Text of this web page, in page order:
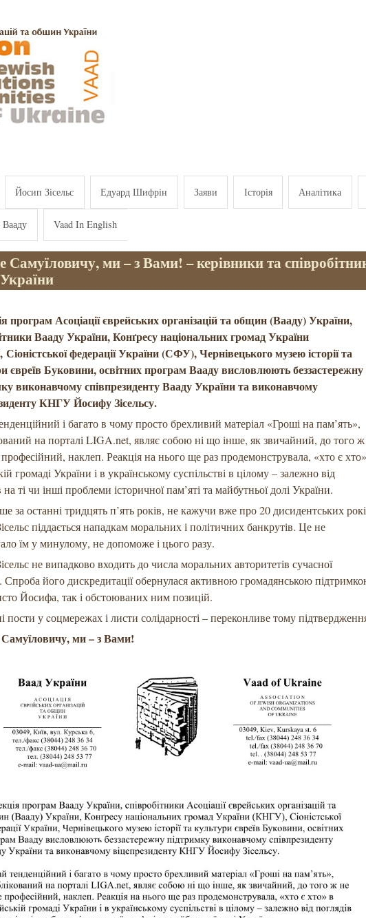
Йосип Зісельс Едуард Шифрін Заяви Історія Аналітика
Vaad In English
Самуїловичу, ми – з Вами! – керівники та
програм Асоціації єврейських організацій та общин (Вааду) України,
Вааду України, Конґресу національних громад України
федерації України (СФУ), Чернівецького музею історії та
євреїв Буковини, освітних програм Вааду висловлюють беззастережну
виконавчому співпрезиденту Вааду України та виконавчому
КНГУ Йосифу Зісельсу.
і багато в чому просто брехливий матеріал «Гроші на пам’ять»,
на порталі LIGA.net, являє собою ні що інше, як звичайний, до того ж
наклеп. Реакція на нього ще раз продемонструвала, «хто є
громаді України і в українському суспільстві в цілому – залежно від
на ті чи інші проблеми історичної пам’яті та майбутньої долі України.
за останні тридцять п’ять років, не кажучи вже про 20 дисидентських
піддається нападкам моральних і політичних банкрутів. Це не
їм у минулому, не допоможе і цього разу.
не випадково входить до числа моральних авторитетів сучасної
Спроба його дискредитації обернулася активною громадянською
Йосифа, так і обстоюваних ним позицій.
пости у cоцмережах і листи солідарності – переконливе тому
ми – з Вами!